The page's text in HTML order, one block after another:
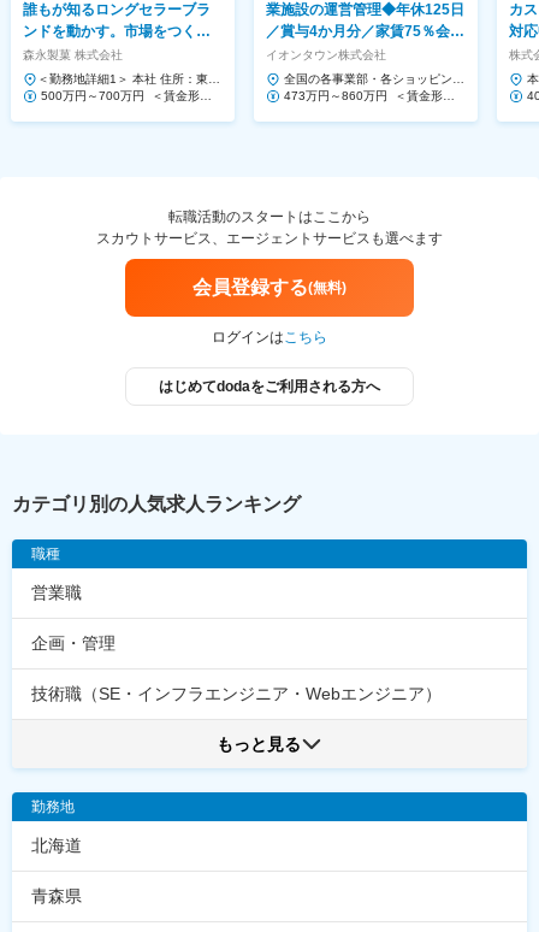
誰もが知るロングセラーブラ
ンドを動かす。市場をつくる
提案営業◆ハイチュウ等
森永製菓 株式会社
＜勤務地詳細1＞ 本社 住所：東京
都港区芝浦1-13-16 勤務地最寄
500万円～700万円 ＜賃金形態
業施設の運営管理◆年休125日
／賞与4か月分／家賃75％会社
負担！
イオンタウン株式会社
全国の各事業部・各ショッピング
センター 住所：千葉県千葉市美浜
473万円～860万円 ＜賃金形態
カ
対
株式
1
転職活動のスタートはここから
スカウトサービス、エージェントサービスも選べます
会員登録する(無料)
ログインはこちら
はじめてdodaをご利用される方へ
カテゴリ別の人気求人ランキング
職種
営業職
企画・管理
技術職（SE・インフラエンジニア・Webエンジニア）
もっと見る
勤務地
北海道
青森県